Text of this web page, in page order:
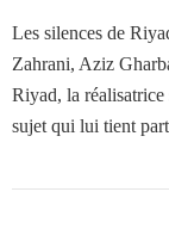
Les silences de
Zahrani, Aziz
Riyad, la
sujet qui lui tient